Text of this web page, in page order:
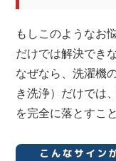
もしこのようなお
だけでは解決でき
なぜなら、洗濯機
き洗浄）だけでは
を完全に落とすこ